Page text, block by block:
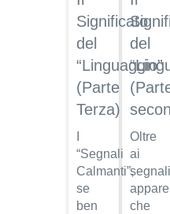
Significato
del
“Linguaggio”
(Parte
Terza)
“Segnali
Calmanti”,
se
ben
del
Oltre
ai
segnali
che